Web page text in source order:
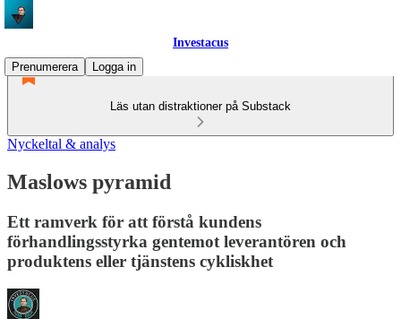
Investacus
Prenumerera
Logga in
Läs utan distraktioner på Substack
Nyckeltal & analys
Maslows pyramid
Ett ramverk för att förstå kundens
förhandlingsstyrka gentemot leverantören och
produktens eller tjänstens cykliskhet